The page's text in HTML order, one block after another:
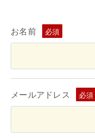
お名前 必須
メールアドレス 必須